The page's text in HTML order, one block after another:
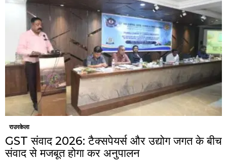
राउरकेला
GST संवाद 2026: टैक्सपेयर्स और उद्योग जगत के बीच
संवाद से मजबूत होगा कर अनुपालन